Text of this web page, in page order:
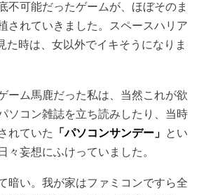
不可能だったゲームが、ほぼそのま
されていきました。スペースハリア
た時は、女以外でイキそうになりま
ーム馬鹿だった私は、当然これが欲
ソコン雑誌を立ち読みしたり、当時
れていた
「パソコンサンデー」 とい
々妄想にふけっていました。
暗い。我が家はファミコンですら全